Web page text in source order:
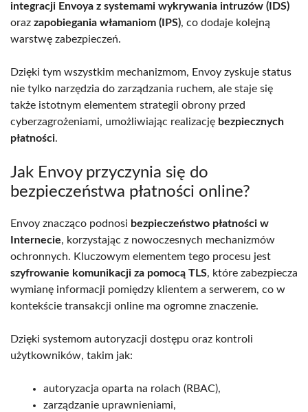
integracji Envoya z systemami wykrywania intruzów (IDS)
oraz zapobiegania włamaniom (IPS), co dodaje kolejną
warstwę zabezpieczeń.
Dzięki tym wszystkim mechanizmom, Envoy zyskuje status
nie tylko narzędzia do zarządzania ruchem, ale staje się
także istotnym elementem strategii obrony przed
cyberzagrożeniami, umożliwiając realizację bezpiecznych
płatności.
Jak Envoy przyczynia się do
bezpieczeństwa płatności online?
Envoy znacząco podnosi bezpieczeństwo płatności w
Internecie, korzystając z nowoczesnych mechanizmów
ochronnych. Kluczowym elementem tego procesu jest
szyfrowanie komunikacji za pomocą TLS, które zabezpiecza
wymianę informacji pomiędzy klientem a serwerem, co w
kontekście transakcji online ma ogromne znaczenie.
Dzięki systemom autoryzacji dostępu oraz kontroli
użytkowników, takim jak:
autoryzacja oparta na rolach (RBAC),
zarządzanie uprawnieniami,